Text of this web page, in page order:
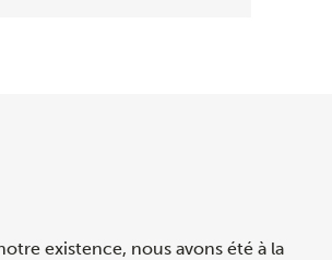
existence, nous avons été à la